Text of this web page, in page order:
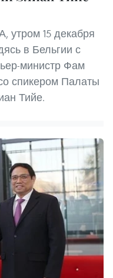
утром 15 декабря
в Бельгии с
министр Фам
спикером Палаты
Тийе.